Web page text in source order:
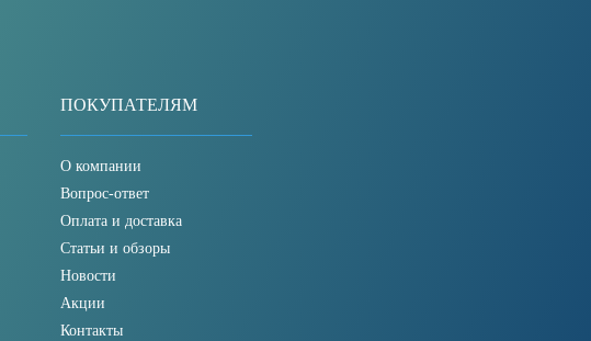
ПОКУПАТЕЛЯМ
О компании
Вопрос-ответ
Оплата и доставка
Статьи и обзоры
Новости
Акции
Контакты